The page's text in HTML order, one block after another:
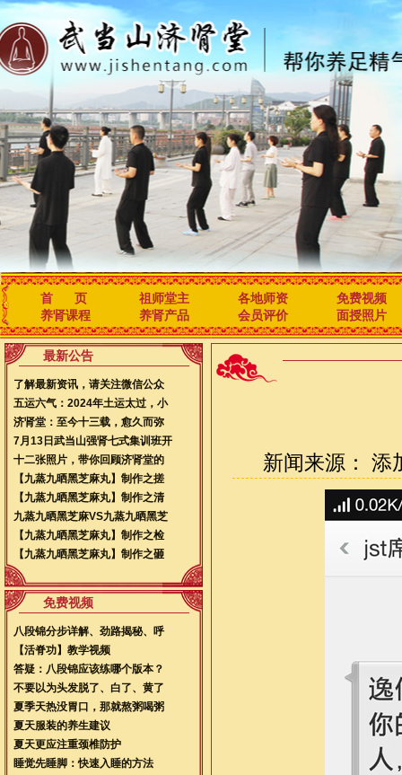
首 页 祖师堂主 各地师资
免费视频
养肾课程
养肾产品 会员评价 面授照片
最新公告
了解最新资讯，请关注微信公众
五运六气：2024年土运太过，小
济肾堂：至今十三载，愈久而弥
7月13日武当山强肾七式集训班开
十二张照片，带你回顾济肾堂的
【九蒸九晒黑芝麻丸】制作之搓
【九蒸九晒黑芝麻丸】制作之清
九蒸九晒黑芝麻VS九蒸九晒黑芝
【九蒸九晒黑芝麻丸】制作之检
【九蒸九晒黑芝麻丸】制作之砸
免费视频
八段锦分步详解、劲路揭秘、呼
【活脊功】教学视频
答疑：八段锦应该练哪个版本？
不要以为头发脱了、白了、黄了
夏季天热没胃口，那就熬粥喝粥
夏天服装的养生建议
夏天更应注重颈椎防护
睡觉先睡脚：快速入睡的方法
新闻来源： 添